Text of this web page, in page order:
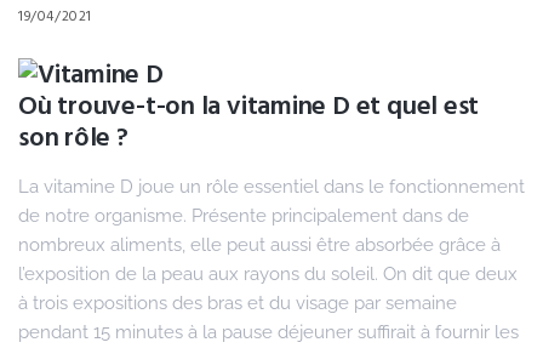
19/04/2021
Où trouve-t-on la vitamine D et quel est
son rôle ?
La vitamine D joue un rôle essentiel dans le fonctionnement
de notre organisme. Présente principalement dans de
nombreux aliments, elle peut aussi être absorbée grâce à
l’exposition de la peau aux rayons du soleil. On dit que deux
à trois expositions des bras et du visage par semaine
pendant 15 minutes à la pause déjeuner suffirait à fournir les